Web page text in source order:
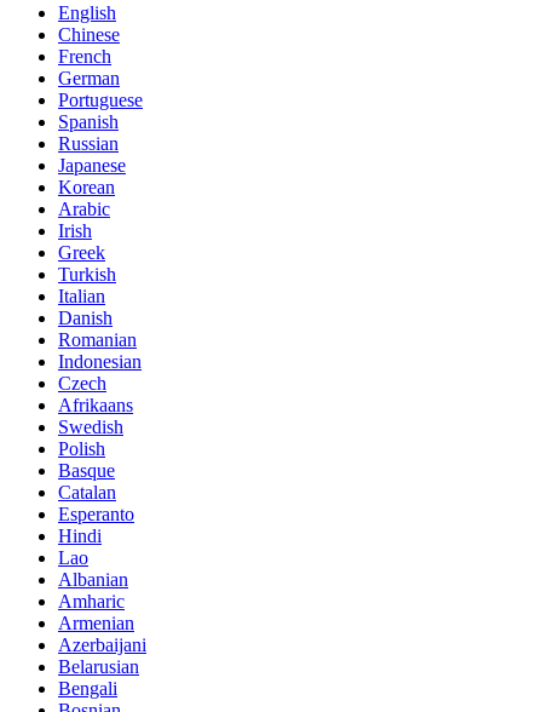
English
Chinese
French
German
Portuguese
Spanish
Russian
Japanese
Korean
Arabic
Irish
Greek
Turkish
Italian
Danish
Romanian
Indonesian
Czech
Afrikaans
Swedish
Polish
Basque
Catalan
Esperanto
Hindi
Lao
Albanian
Amharic
Armenian
Azerbaijani
Belarusian
Bengali